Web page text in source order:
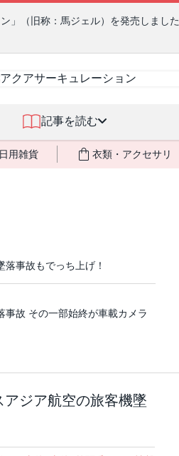
」（旧称：馬ジェル）を発売しまし
記事を読む
日用雑貨 衣類・アクセサリ
事故もでっち上げ！
事故 その一部始終が車載カメラ
アジア航空の旅客機墜